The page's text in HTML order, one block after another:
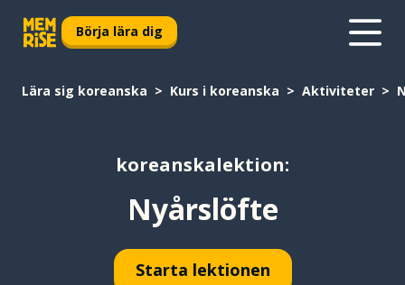
Börja lära dig
Lära sig koreanska Kurs i koreanska Aktiviteter
koreanskalektion:
Nyårslöfte
Starta lektionen